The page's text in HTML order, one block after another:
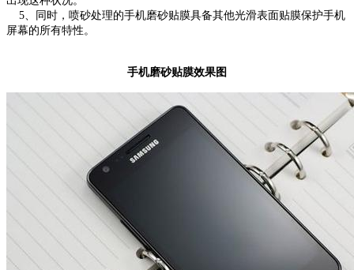
5、同时，喷砂处理的手机磨砂贴膜具备其他光滑表面贴膜保护手机
屏幕的所有特性。
手机磨砂贴膜效果图